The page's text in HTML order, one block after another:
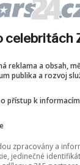
celebritách
reklama a obsah,
publika a rozvoj
přístup k
zpracovány a
jedinečné